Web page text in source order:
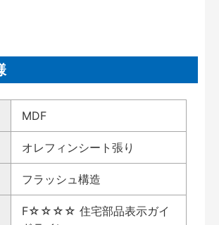
MDF
オレフィンシート張り
フラッシュ構造
F☆☆☆☆ 住宅部品表示ガイ